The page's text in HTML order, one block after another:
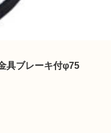
具ブレーキ付φ75